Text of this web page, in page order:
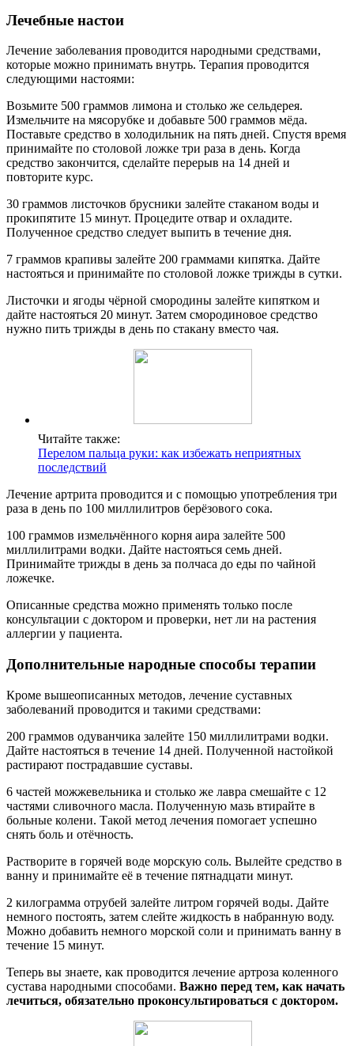
Лечебные настои
Лечение заболевания проводится народными средствами,
которые можно принимать внутрь. Терапия проводится
следующими настоями:
Возьмите 500 граммов лимона и столько же сельдерея.
Измельчите на мясорубке и добавьте 500 граммов мёда.
Поставьте средство в холодильник на пять дней. Спустя время
принимайте по столовой ложке три раза в день. Когда
средство закончится, сделайте перерыв на 14 дней и
повторите курс.
30 граммов листочков брусники залейте стаканом воды и
прокипятите 15 минут. Процедите отвар и охладите.
Полученное средство следует выпить в течение дня.
7 граммов крапивы залейте 200 граммами кипятка. Дайте
настояться и принимайте по столовой ложке трижды в сутки.
Листочки и ягоды чёрной смородины залейте кипятком и
дайте настояться 20 минут. Затем смородиновое средство
нужно пить трижды в день по стакану вместо чая.
Читайте также:
Перелом пальца руки: как избежать неприятных
последствий
Лечение артрита проводится и с помощью употребления три
раза в день по 100 миллилитров берёзового сока.
100 граммов измельчённого корня аира залейте 500
миллилитрами водки. Дайте настояться семь дней.
Принимайте трижды в день за полчаса до еды по чайной
ложечке.
Описанные средства можно применять только после
консультации с доктором и проверки, нет ли на растения
аллергии у пациента.
Дополнительные народные способы терапии
Кроме вышеописанных методов, лечение суставных
заболеваний проводится и такими средствами:
200 граммов одуванчика залейте 150 миллилитрами водки.
Дайте настояться в течение 14 дней. Полученной настойкой
растирают пострадавшие суставы.
6 частей можжевельника и столько же лавра смешайте с 12
частями сливочного масла. Полученную мазь втирайте в
больные колени. Такой метод лечения помогает успешно
снять боль и отёчность.
Растворите в горячей воде морскую соль. Вылейте средство в
ванну и принимайте её в течение пятнадцати минут.
2 килограмма отрубей залейте литром горячей воды. Дайте
немного постоять, затем слейте жидкость в набранную воду.
Можно добавить немного морской соли и принимать ванну в
течение 15 минут.
Теперь вы знаете, как проводится лечение артроза коленного
сустава народными способами. Важно перед тем, как начать
лечиться, обязательно проконсультироваться с доктором.